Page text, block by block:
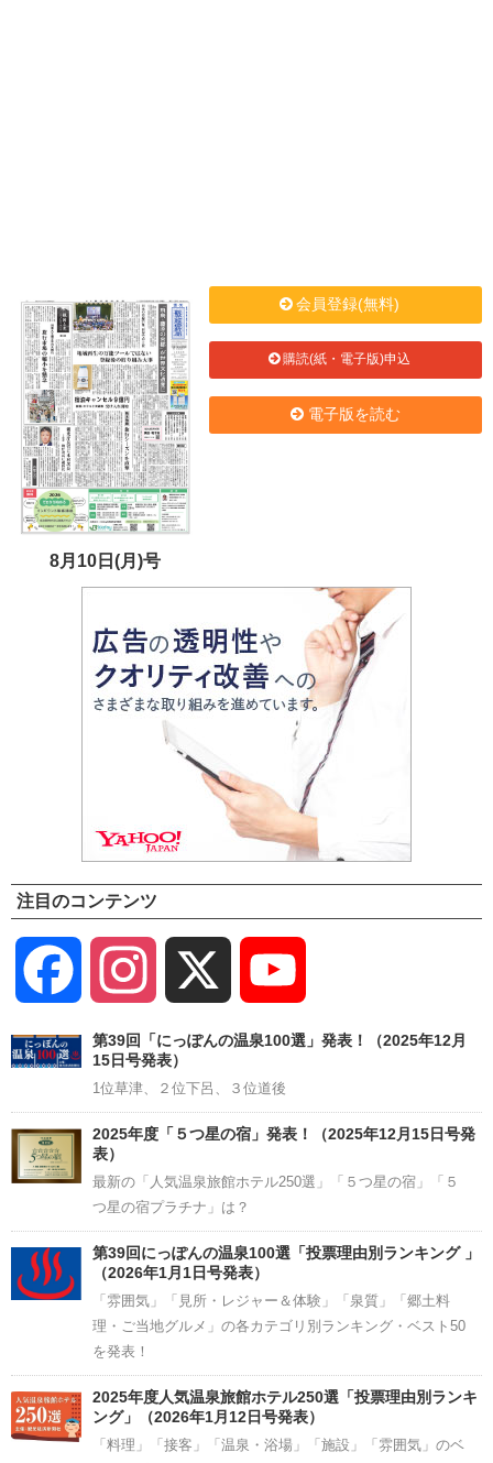
8月10日(月)号
会員登録(無料)
購読(紙・電子版)申込
電子版を読む
注目のコンテンツ
Facebook Instagram
Channel
第39回「にっぽんの温泉100選」発表！（2025年12月
15日号発表）
1位草津、２位下呂、３位道後
2025年度「５つ星の宿」発表！（2025年12月15日号発
表）
最新の「人気温泉旅館ホテル250選」「５つ星の宿」「５
つ星の宿プラチナ」は？
第39回にっぽんの温泉100選「投票理由別ランキング 」
（2026年1月1日号発表）
「雰囲気」「見所・レジャー＆体験」「泉質」「郷土料
理・ご当地グルメ」の各カテゴリ別ランキング・ベスト50
を発表！
2025年度人気温泉旅館ホテル250選「投票理由別ランキ
ング」（2026年1月12日号発表）
「料理」「接客」「温泉・浴場」「施設」「雰囲気」のベ